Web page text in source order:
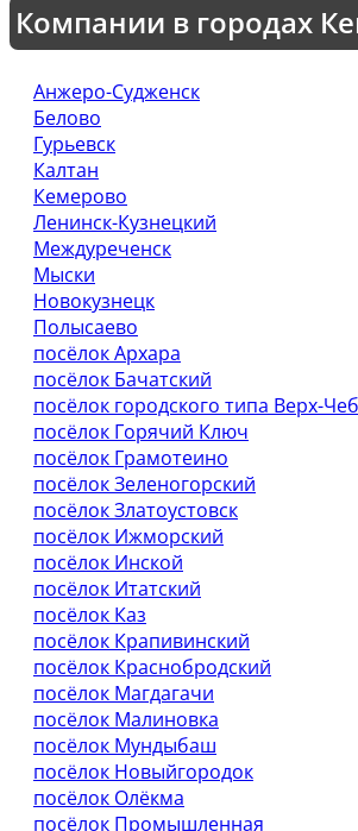
Компании в городах
Анжеро-Судженск
Белово
Гурьевск
Калтан
Кемерово
Ленинск-Кузнецкий
Междуреченск
Мыски
Новокузнецк
Полысаево
посёлок Архара
посёлок Бачатский
посёлок городского типа Верх-
посёлок Горячий Ключ
посёлок Грамотеино
посёлок Зеленогорский
посёлок Златоустовск
посёлок Ижморский
посёлок Инской
посёлок Итатский
посёлок Каз
посёлок Крапивинский
посёлок Краснобродский
посёлок Магдагачи
посёлок Малиновка
посёлок Мундыбаш
посёлок Новыйгородок
посёлок Олёкма
посёлок Промышленная